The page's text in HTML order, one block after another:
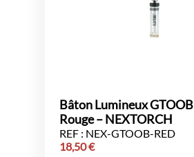
Bâton Lumineux GTOOB
Rouge – NEXTORCH
REF : NEX-GTOOB-RED
18,50€